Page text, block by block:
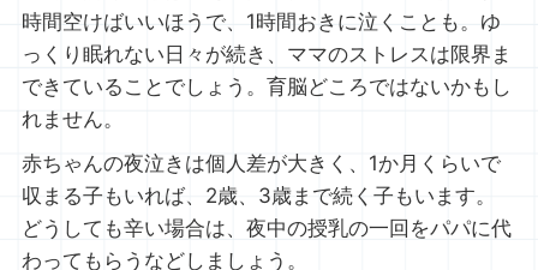
時間空けばいいほうで、1時間おきに泣くことも。ゆ
っくり眠れない日々が続き、ママのストレスは限界ま
できていることでしょう。育脳どころではないかもし
れません。
赤ちゃんの夜泣きは個人差が大きく、1か月くらいで
収まる子もいれば、2歳、3歳まで続く子もいます。
どうしても辛い場合は、夜中の授乳の一回をパパに代
わってもらうなどしましょう。